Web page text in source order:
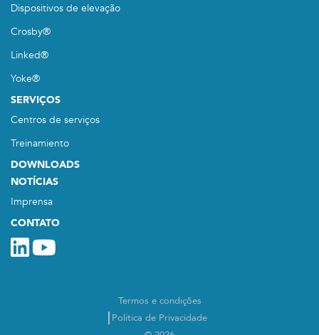
Dispositivos de elevação
Crosby®
Linked®
Yoke®
SERVIÇOS
Centros de serviços
Treinamiento
DOWNLOADS
NOTÍCIAS
Imprensa
CONTATO
Termos e condições
Política de Privacidade